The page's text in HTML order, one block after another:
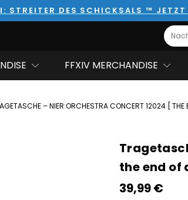
STREITER DES SCHICKSALS ™ JETZT
Search
FFXIV MERCHANDISE
– NIER:ORCHESTRA CONCERT 12024 [ THE
the end of
39,99‎ ‎€